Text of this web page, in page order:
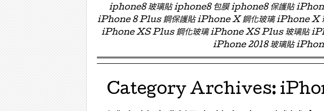
iphone8 玻璃貼 iphone8 包膜 iphone8 保護貼
iPhone 8 Plus 鋼保護貼 iPhone X 鋼化玻璃 iPhone
iPhone XS Plus 鋼化玻璃 iPhone XS Plus 玻璃貼
iPhone 2018 玻璃貼
Category Archives: